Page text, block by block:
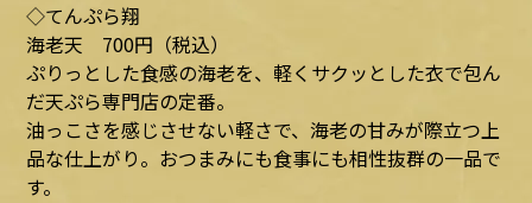
◇てんぷら翔
海老天 700円（税込）
ぷりっとした食感の海老を、軽くサクッとした衣で包ん
だ天ぷら専門店の定番。
油っこさを感じさせない軽さで、海老の甘みが際立つ上
品な仕上がり。おつまみにも食事にも相性抜群の一品で
す。